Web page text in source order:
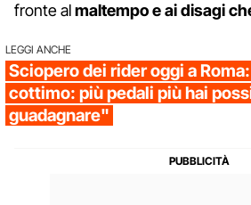
fronte almaltempo e ai disagi
LEGGI ANCHE
Sciopero dei rider oggi a
cottimo: più pedali più hai
guadagnare"